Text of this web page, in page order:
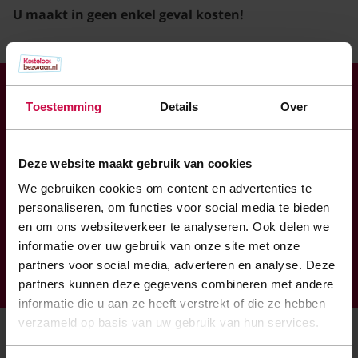
Toestemming Details Over
Deze website maakt gebruik van cookies
We gebruiken cookies om content en advertenties te
personaliseren, om functies voor social media te bieden
en om ons websiteverkeer te analyseren. Ook delen we
informatie over uw gebruik van onze site met onze
partners voor social media, adverteren en analyse. Deze
partners kunnen deze gegevens combineren met andere
informatie die u aan ze heeft verstrekt of die ze hebben
verzameld op basis van uw gebruik van hun services.
U maakt in geen enkel geval kosten!
Op basis van817beoordelingen
Hoogste onafhankelijke
klantenbeoordeling in de
branche
De volgende belastingen worden